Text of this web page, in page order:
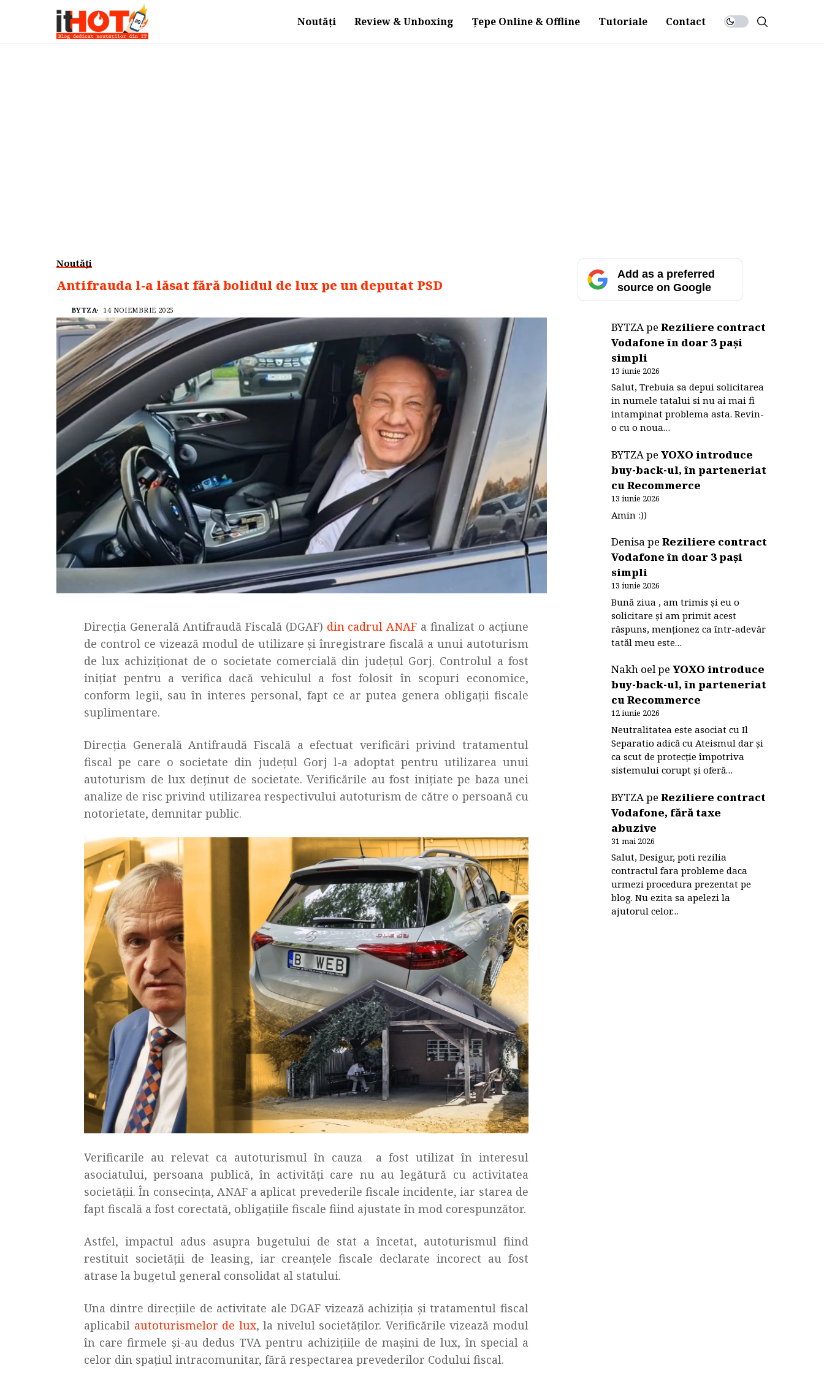
Noutăți Review & Unboxing Țepe Online & Offline Tutoriale Contact
Noutăți
Antifrauda l-a lăsat fără bolidul de lux pe un deputat PSD
BYTZA 14 NOIEMBRIE 2025
Direcția Generală Antifraudă Fiscală (DGAF) din cadrul ANAF a finalizat o acțiune
de control ce vizează modul de utilizare și înregistrare fiscală a unui autoturism
de lux achiziționat de o societate comercială din județul Gorj. Controlul a fost
inițiat pentru a verifica dacă vehiculul a fost folosit în scopuri economice,
conform legii, sau în interes personal, fapt ce ar putea genera obligații fiscale
suplimentare.
Direcția Generală Antifraudă Fiscală a efectuat verificări privind tratamentul
fiscal pe care o societate din județul Gorj l-a adoptat pentru utilizarea unui
autoturism de lux deținut de societate. Verificările au fost inițiate pe baza unei
analize de risc privind utilizarea respectivului autoturism de către o persoană cu
notorietate, demnitar public.
Verificarile au relevat ca autoturismul în cauza a fost utilizat în interesul
asociatului, persoana publică, în activități care nu au legătură cu activitatea
societății. În consecința, ANAF a aplicat prevederile fiscale incidente, iar starea de
fapt fiscală a fost corectată, obligațiile fiscale fiind ajustate în mod corespunzător.
Astfel, impactul adus asupra bugetului de stat a încetat, autoturismul fiind
restituit societății de leasing, iar creanțele fiscale declarate incorect au fost
atrase la bugetul general consolidat al statului.
Una dintre direcțiile de activitate ale DGAF vizează achiziția și tratamentul fiscal
aplicabil autoturismelor de lux, la nivelul societăților. Verificările vizează modul
în care firmele și-au dedus TVA pentru achizițiile de mașini de lux, în special a
celor din spațiul intracomunitar, fără respectarea prevederilor Codului fiscal.
Add as a preferred
source on Google
BYTZApeReziliere contract
Vodafone în doar 3 pași
simpli
13 iunie 2026
Salut, Trebuia sa depui solicitarea
in numele tatalui si nu ai mai fi
intampinat problema asta. Revin-
o cu o noua…
BYTZApeYOXO introduce
buy-back-ul, în parteneriat
cu Recommerce
13 iunie 2026
Amin :))
DenisapeReziliere contract
Vodafone în doar 3 pași
simpli
13 iunie 2026
Bună ziua , am trimis și eu o
solicitare și am primit acest
răspuns, menționez ca într-adevăr
tatăl meu este…
Nakh oelpeYOXO introduce
buy-back-ul, în parteneriat
cu Recommerce
12 iunie 2026
Neutralitatea este asociat cu Il
Separatio adică cu Ateismul dar și
ca scut de protecție împotriva
sistemului corupt și oferă…
BYTZApeReziliere contract
Vodafone, fără taxe
abuzive
31 mai 2026
Salut, Desigur, poti rezilia
contractul fara probleme daca
urmezi procedura prezentat pe
blog. Nu ezita sa apelezi la
ajutorul celor…